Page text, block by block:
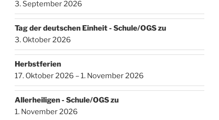
3. September 2026
Tag der deutschen Einheit - Schule/OGS zu
3. Oktober 2026
Herbstferien
17. Oktober 2026 – 1. November 2026
Allerheiligen - Schule/OGS zu
1. November 2026